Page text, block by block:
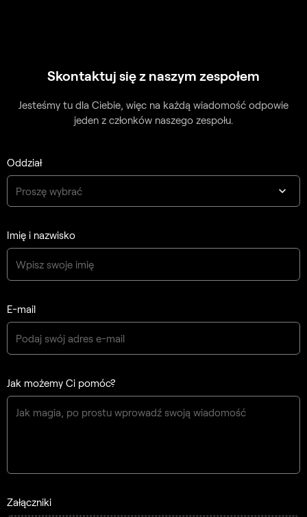
Skontaktuj się z naszym zespołem
Jesteśmy tu dla Ciebie, więc na każdą wiadomość odpowie
jeden z członków naszego zespołu.
Oddział
Proszę wybrać
Imię i nazwisko
E-mail
Jak możemy Ci pomóc?
Załączniki